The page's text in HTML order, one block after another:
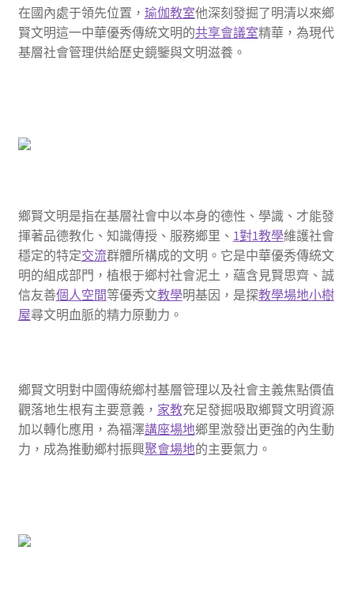
在國內處于領先位置， 瑜伽教室他深刻發掘了明清以來鄉
賢文明這一中華優秀傳統文明的共享會議室精華，為現代
基層社會管理供給歷史鏡鑒與文明滋養。
鄉賢文明是指在基層社會中以本身的德性、學識、才能發
揮著品德教化、知識傳授、服務鄉里、 1對1教學維護社會
穩定的特定交流群體所構成的文明。它是中華優秀傳統文
明的組成部門，植根于鄉村社會泥土，蘊含見賢思齊、誠
信友善個人空間等優秀文教學明基因，是探教學場地小樹
屋尋文明血脈的精力原動力。
鄉賢文明對中國傳統鄉村基層管理以及社會主義焦點價值
觀落地生根有主要意義， 家教充足發掘吸取鄉賢文明資源
加以轉化應用，為福澤講座場地鄉里激發出更強的內生動
力，成為推動鄉村振興聚會場地的主要氣力。